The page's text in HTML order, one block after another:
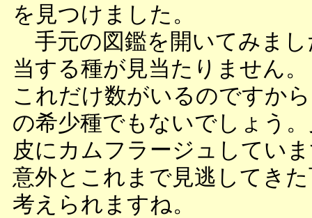
を見つけました。
手元の図鑑を開いてみまし
当する種が見当たりません
これだけ数がいるのですか
の希少種でもないでしょう
皮にカムフラージュしてい
意外とこれまで見逃してき
考えられますね。